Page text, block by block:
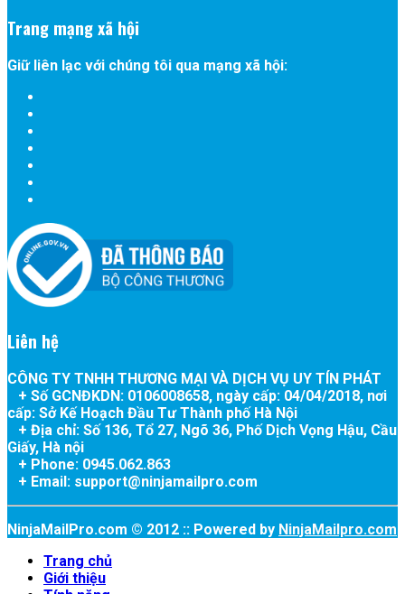
Trang mạng xã hội
Giữ liên lạc với chúng tôi qua mạng xã hội:
Liên hệ
CÔNG TY TNHH THƯƠNG MẠI VÀ DỊCH VỤ UY TÍN PHÁT
+ Số GCNĐKDN: 0106008658, ngày cấp: 04/04/2018, nơi
cấp: Sở Kế Hoạch Đầu Tư Thành phố Hà Nội
+ Địa chỉ: Số 136, Tổ 27, Ngõ 36, Phố Dịch Vọng Hậu, Cầu
Giấy, Hà nội
+ Phone: 0945.062.863
+ Email: support@ninjamailpro.com
NinjaMailPro.com © 2012 :: Powered by NinjaMailpro.com
Trang chủ
Giới thiệu